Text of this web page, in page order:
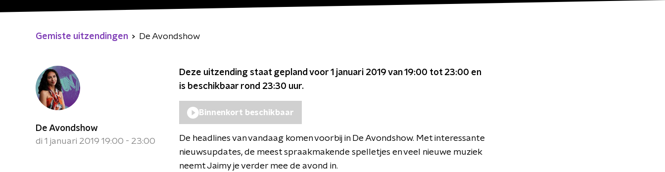
Gemiste uitzendingen De Avondshow
De Avondshow
di 1 januari 2019 19:00 - 23:00
Deze uitzending staat gepland voor 1 januari 2019 van 19:00 tot 23:00 en
is beschikbaar rond 23:30 uur.
Binnenkort beschikbaar
De headlines van vandaag komen voorbij in De Avondshow. Met interessante
nieuwsupdates, de meest spraakmakende spelletjes en veel nieuwe muziek
neemt Jaimy je verder mee de avond in.